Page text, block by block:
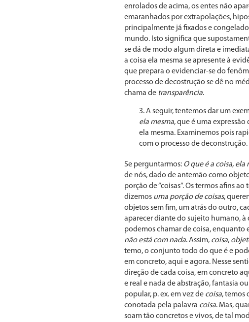
enrolados de acima, os entes não
emaranhados por extrapolações,
principalmente já fixados e
mundo. Isto significa que
se dá de modo algum direta e
a coisa ela mesma se apresente à
que prepara o evidenciar-se do
processo de decostrução se dê no
chama de transparência.
A seguir, tentemos dar um
ela mesma, que é uma expressão
ela mesma. Examinemos pois
com o processo de deconstrução.
Se perguntarmos: O que é a coisa, ela
de nós, dado de antemão como
porção de “coisas”. Os termos afins ao
dizemos uma porção de coisas,
objetos sem fim, um atrás do outro,
aparecer diante do sujeito humano, à
podemos chamar de coisa, enquanto
não está com nada. Assim, coisa,
temo, o conjunto todo do que é e
em concreto, aqui e agora. Nesse
direção de cada coisa, em concreto
e real e nada de abstração, fantasia
popular, p. ex. em vez de coisa, temos
conotada pela palavra coisa. Mas,
soam tão concretos e vivos, de tal